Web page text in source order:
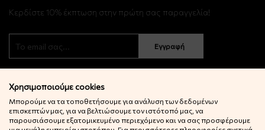
Κερδίστε 10% έκπτωση στην πρώτη σας παραγγελία!
Εγγραφή
Χρησιμοποιούμε cookies
Μπορούμε να τα τοποθετήσουμε για ανάλυση των δεδομένων
επισκεπτών μας, για να βελτιώσουμε τον ιστότοπό μας, να
παρουσιάσουμε εξατομικευμένο περιεχόμενο και να σας προσφέρουμε